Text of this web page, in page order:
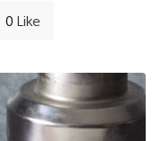
0 Like